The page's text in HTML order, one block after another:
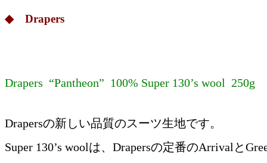
◆ Drapers
Drapers “Pantheon” 100% Super 130’s wool 250g
Drapersの新しい品質のスーツ生地です。
Super 130’s woolは、Drapersの定番のArrivalと